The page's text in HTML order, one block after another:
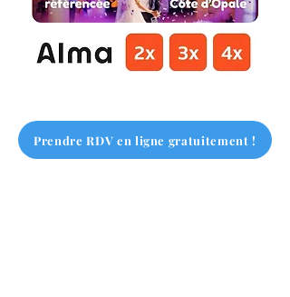
Prendre RDV en ligne gratuitement !